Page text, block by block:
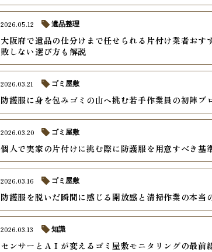
大阪府で遺品の仕分けまで任せられる片付け業者おす
敗しない選び方も解説
2026.05.12 遺品整理
防護服に身を包みゴミの山へ挑む若手作業員の初陣ブ
2026.03.21 ゴミ屋敷
個人で実家の片付けに挑む際に防護服を用意すべき基
2026.03.20 ゴミ屋敷
防護服を脱いだ瞬間に感じる開放感と清掃作業の本当
2026.03.16 ゴミ屋敷
センサーとＡＩが変えるゴミ屋敷モニタリングの最前
2026.03.13 知識